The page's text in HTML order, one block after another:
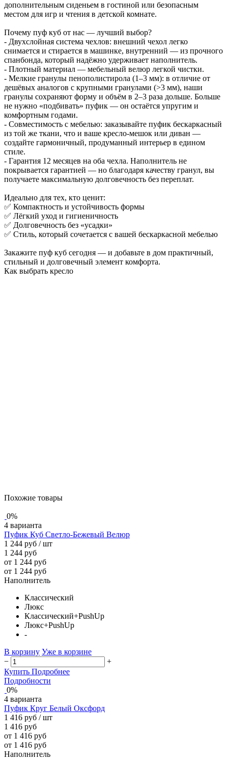
дополнительным сиденьем в гостиной или безопасным
местом для игр и чтения в детской комнате.
Почему пуф куб от нас — лучший выбор?
- Двухслойная система чехлов: внешний чехол легко
снимается и стирается в машинке, внутренний — из прочного
спанбонда, который надёжно удерживает наполнитель.
- Плотный материал — мебельный велюр легкой чистки.
- Мелкие гранулы пенополистирола (1–3 мм): в отличие от
дешёвых аналогов с крупными гранулами (>3 мм), наши
гранулы сохраняют форму и объём в 2–3 раза дольше. Больше
не нужно «подбивать» пуфик — он остаётся упругим и
комфортным годами.
- Совместимость с мебелью: заказывайте пуфик бескаркасный
из той же ткани, что и ваше кресло-мешок или диван —
создайте гармоничный, продуманный интерьер в едином
стиле.
- Гарантия 12 месяцев на оба чехла. Наполнитель не
покрывается гарантией — но благодаря качеству гранул, вы
получаете максимальную долговечность без переплат.
Идеально для тех, кто ценит:
✅ Компактность и устойчивость формы
✅ Лёгкий уход и гигиеничность
✅ Долговечность без «усадки»
✅ Стиль, который сочетается с вашей бескаркасной мебелью
Закажите пуф куб сегодня — и добавьте в дом практичный,
стильный и долговечный элемент комфорта.
Как выбрать кресло
Похожие товары
0%
4 варианта
Пуфик Куб Светло-Бежевый Велюр
1 244 руб / шт
1 244 руб
от 1 244 руб
от 1 244 руб
Наполнитель
Классический
Люкс
Классический+PushUp
Люкс+PushUp
-
В корзину Уже в корзине
−
+
Купить Подробнее
Подробности
0%
4 варианта
Пуфик Круг Белый Оксфорд
1 416 руб / шт
1 416 руб
от 1 416 руб
от 1 416 руб
Наполнитель